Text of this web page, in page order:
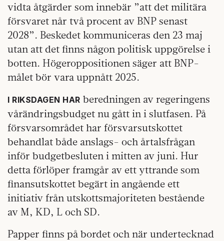
vidta åtgärder som innebär ”att det militära
försvaret når två procent av BNP senast
2028”. Beskedet kommuniceras den 23 maj
utan att det finns någon politisk uppgörelse i
botten. Högeroppositionen säger att BNP-
målet bör vara uppnått 2025.
I RIKSDAGEN HAR beredningen av regeringens
vårändringsbudget nu gått in i slutfasen. På
försvarsområdet har försvarsutskottet
behandlat både anslags- och årtalsfrågan
inför budgetbesluten i mitten av juni. Hur
detta förlöper framgår av ett yttrande som
finansutskottet begärt in angående ett
initiativ från utskottsmajoriteten bestående
av M, KD, L och SD.
Papper finns på bordet och när undertecknad